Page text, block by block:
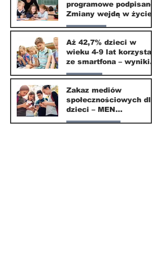
20 mar
programowe podpisane.
Zmiany wejdą w życie
od września 2026
Edukacja
16 mar
Aż 42,7% dzieci w
wieku 4-9 lat korzysta
ze smartfona – wyniki
badania Krajowego
Instytutu Mediów
Parents
1 mar
Zakaz mediów
społecznościowych dla
dzieci – MEN
przedstawia projekt